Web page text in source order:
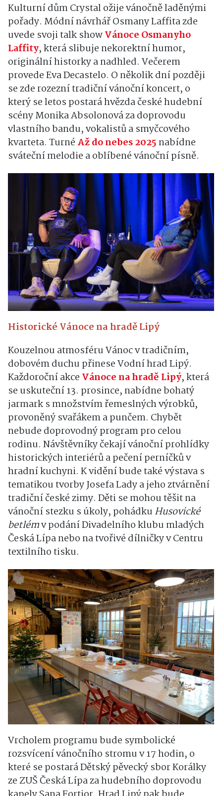
Kulturní dům Crystal ožije vánočně laděnými
pořady. Módní návrhář Osmany Laffita zde
uvede svoji talk showVánoce Osmanyho
Laffity, která slibuje nekorektní humor,
originální historky a nadhled. Večerem
provede Eva Decastelo. O několik dní později
se zde rozezní tradiční vánoční koncert, o
který se letos postará hvězda české hudební
scényMonika Absolonová za doprovodu
vlastního bandu, vokalistů a smyčcového
kvarteta. Turné Až do nebes 2025 nabídne
sváteční melodie a oblíbené vánoční písně.
Historické Vánoce na hradě Lipý
Kouzelnou atmosféru Vánoc v tradičním,
dobovém duchu přinese Vodní hrad Lipý.
Každoroční akce Vánoce na hradě Lipý, která
se uskuteční 13. prosince, nabídne bohatý
jarmark s množstvím řemeslných výrobků,
provoněný svařákem a punčem. Chybět
nebude doprovodný program pro celou
rodinu. Návštěvníky čekají vánoční prohlídky
historických interiérů a pečení perníčků v
hradní kuchyni. K vidění bude také výstava s
tematikou tvorby Josefa Lady a jeho ztvárnění
tradiční české zimy. Děti se mohou těšit na
vánoční stezku s úkoly, pohádku Husovické
betlémv podání Divadelního klubu mladých
Česká Lípa nebo na tvořivé dílničky v Centru
textilního tisku.
Vrcholem programu bude symbolické
rozsvícení vánočního stromu v 17 hodin, o
které se postará Dětský pěvecký sbor Korálky
ze ZUŠ Česká Lípa za hudebního doprovodu